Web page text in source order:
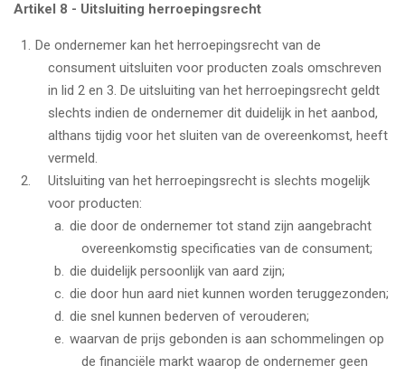
Artikel 8 - Uitsluiting herroepingsrecht
De ondernemer kan het herroepingsrecht van de
consument uitsluiten voor producten zoals omschreven
in lid 2 en 3. De uitsluiting van het herroepingsrecht geldt
slechts indien de ondernemer dit duidelijk in het aanbod,
althans tijdig voor het sluiten van de overeenkomst, heeft
vermeld.
Uitsluiting van het herroepingsrecht is slechts mogelijk
voor producten:
die door de ondernemer tot stand zijn aangebracht
overeenkomstig specificaties van de consument;
die duidelijk persoonlijk van aard zijn;
die door hun aard niet kunnen worden teruggezonden;
die snel kunnen bederven of verouderen;
waarvan de prijs gebonden is aan schommelingen op
de financiële markt waarop de ondernemer geen